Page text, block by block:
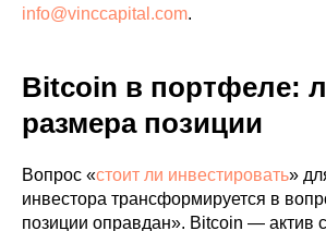
info@vinccapital.com.
Bitcoin в портфеле:
размера позиции
Вопрос «стоит ли инвестировать»
инвестора трансформируется в
позиции оправдан». Bitcoin — актив